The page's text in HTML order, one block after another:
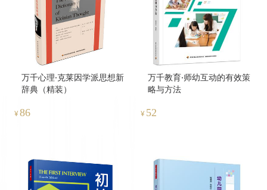
万千心理·克莱因学派思想新
辞典（精装）
¥ 86
万千教育·师幼互动的有效策
略与方法
¥ 52